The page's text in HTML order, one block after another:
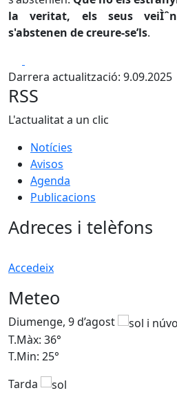
la veritat, els seus
s'abstenen de creure-se’ls.
Darrera actualització: 9.09.2025
RSS
L'actualitat a un clic
Notícies
Avisos
Agenda
Publicacions
Adreces i telèfons
Accedeix
Meteo
Diumenge, 9 d’agost
T.Màx: 36°
T.Min: 25°
Tarda